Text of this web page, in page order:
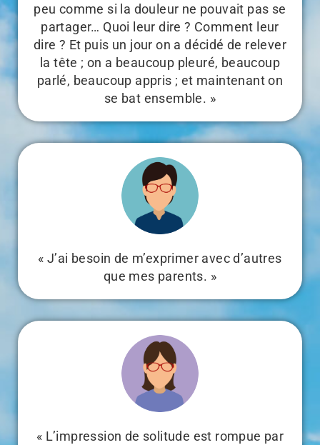
peu comme si la douleur ne pouvait pas se
partager… Quoi leur dire ? Comment leur
dire ? Et puis un jour on a décidé de relever
la tête ; on a beaucoup pleuré, beaucoup
parlé, beaucoup appris ; et maintenant on
se bat ensemble. »
« J’ai besoin de m’exprimer avec d’autres
que mes parents. »
« L’impression de solitude est rompue par